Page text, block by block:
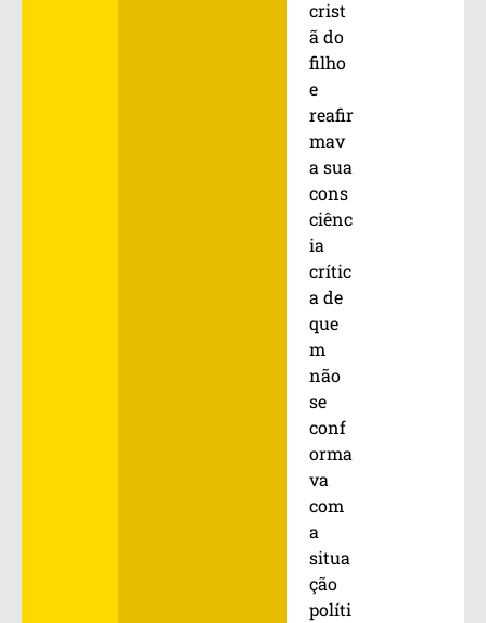
crist
ã do
filho
e
reafir
mav
a sua
cons
ciênc
ia
crític
a de
que
m
não
se
conf
orma
va
com
a
situa
ção
políti